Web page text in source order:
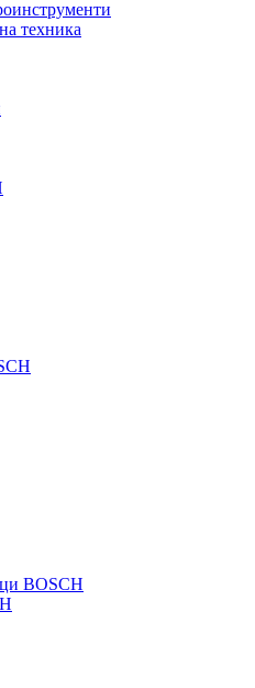
техника
BOSCH